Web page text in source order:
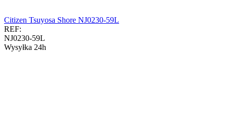
Citizen Tsuyosa Shore NJ0230-59L
REF:
NJ0230-59L
Wysyłka 24h